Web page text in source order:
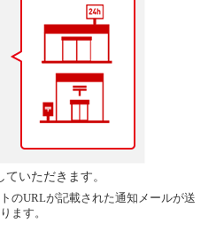
いただきます。
のURLが記載された通知メールが送
ます。